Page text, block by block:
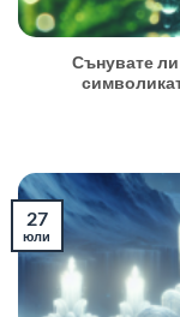
Сънувате ли
27
юли